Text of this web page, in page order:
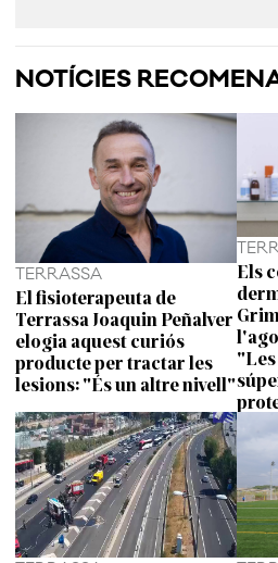
NOTÍCIES
TERRASSA
El fisioterapeuta de
Terrassa Joaquin Peñalver
elogia aquest curiós
producte per tractar les
lesions: "És un altre nivell"
Els